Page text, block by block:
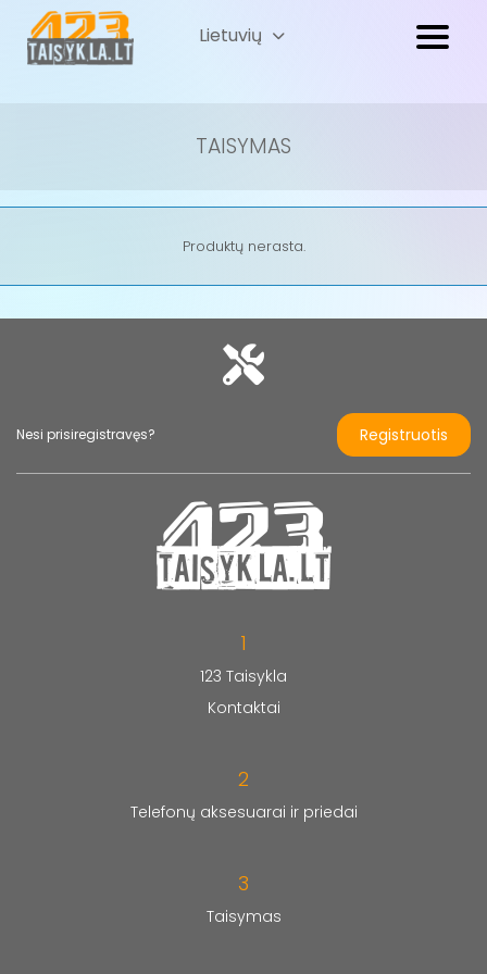
Lietuvių
TAISYMAS
Produktų nerasta.
Nesi prisiregistravęs? Registruotis
1
123 Taisykla
Kontaktai
2
Telefonų aksesuarai ir priedai
3
Taisymas